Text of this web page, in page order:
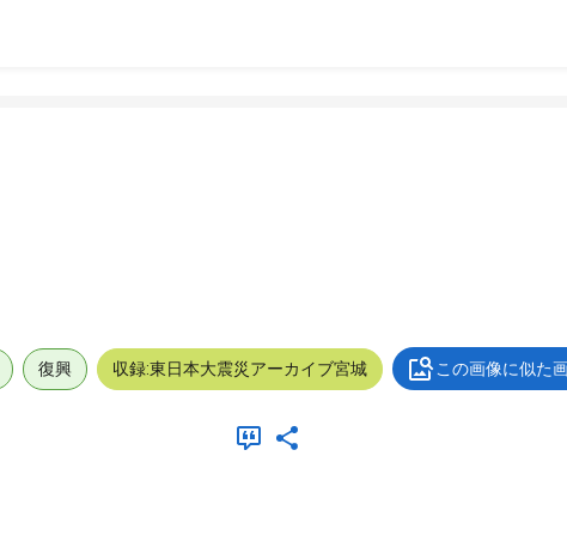
復興 収録:東日本大震災アーカイブ宮城 この画像に似た